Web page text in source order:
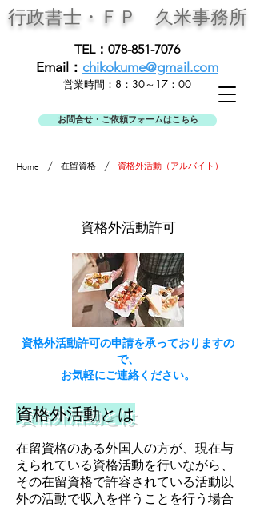
行政書士・ＦＰ 久米事務所
TEL：078-851-7076
Email： chikokume@gmail.com
営業時間：8：30～17：00
お問合せ・ご依頼フォームはこちら
Home / 在留資格 / 資格外活動（アルバイト）
資格外活動許可
資格外活動許可の申請を承っておりますの
で、
お気軽にご連絡ください。
資格外活動とは
在留資格のある外国人の方が、現在与
えられている資格活動を行いながら、
その在留資格で許容されている活動以
外の活動で収入を伴うことを行う場合